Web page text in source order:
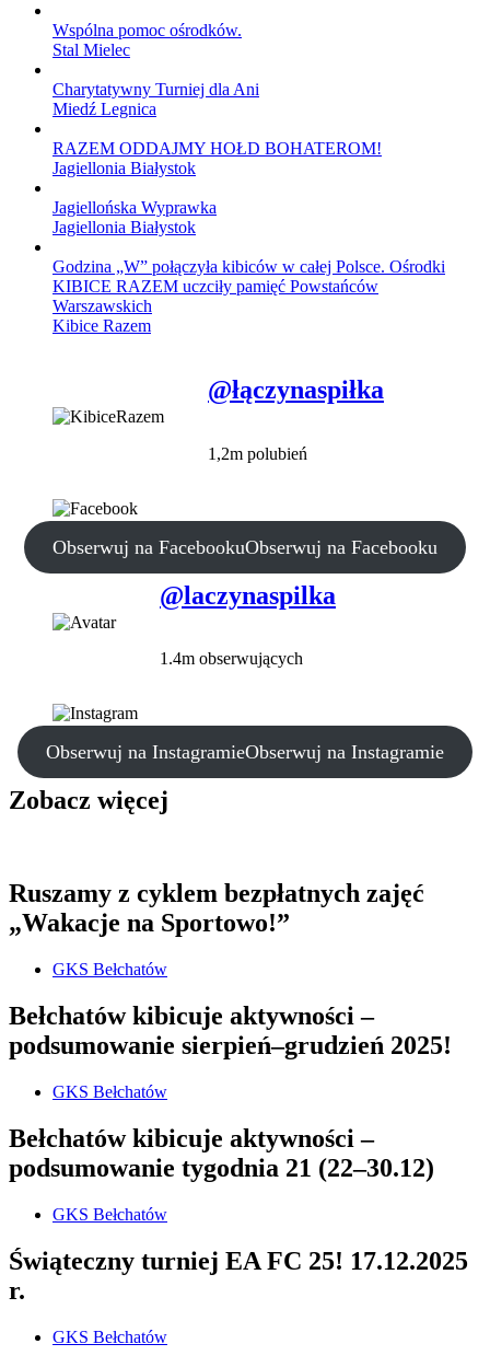
Wspólna pomoc ośrodków.
Stal Mielec
Charytatywny Turniej dla Ani
Miedź Legnica
RAZEM ODDAJMY HOŁD BOHATEROM!
Jagiellonia Białystok
Jagiellońska Wyprawka
Jagiellonia Białystok
Godzina „W” połączyła kibiców w całej Polsce. Ośrodki
KIBICE RAZEM uczciły pamięć Powstańców
Warszawskich
Kibice Razem
@łączynaspiłka
1,2m polubień
Obserwuj na FacebookuObserwuj na Facebooku
@laczynaspilka
1.4m obserwujących
Obserwuj na InstagramieObserwuj na Instagramie
Zobacz więcej
Ruszamy z cyklem bezpłatnych zajęć
„Wakacje na Sportowo!”
GKS Bełchatów
Bełchatów kibicuje aktywności –
podsumowanie sierpień–grudzień 2025!
GKS Bełchatów
Bełchatów kibicuje aktywności –
podsumowanie tygodnia 21 (22–30.12)
GKS Bełchatów
Świąteczny turniej EA FC 25! 17.12.2025
r.
GKS Bełchatów